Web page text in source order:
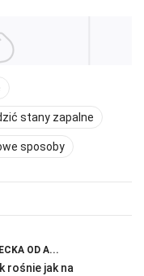
stany zapalne
sposoby
OD A...
rośnie jak na